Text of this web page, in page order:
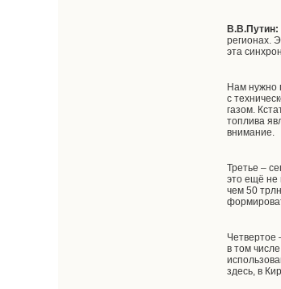
В.В.Путин:
регионах.
эта
Нам нужно
с
газом.
топлива
внимание.
Третье –
это ещё не
чем 50
Четвертое
в том
здесь, в